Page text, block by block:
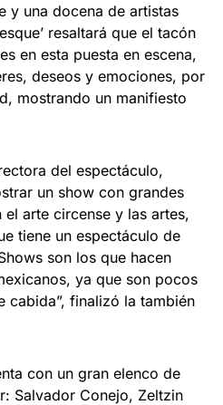
y una docena de artistas
resaltará que el tacón
en esta puesta en escena,
deseos y emociones, por
mostrando un manifiesto
del espectáculo,
un show con grandes
arte circense y las artes,
tiene un espectáculo de
son los que hacen
ya que son pocos
cabida”, finalizó la también
con un gran elenco de
Salvador Conejo, Zeltzin